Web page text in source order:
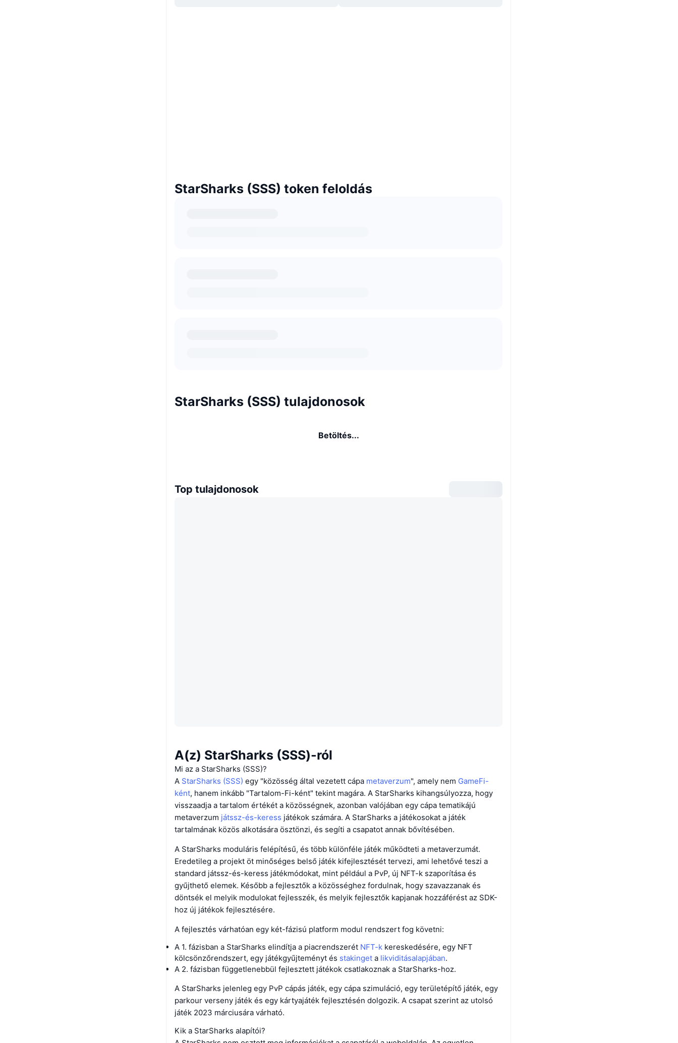
StarSharks (SSS) token feloldás
StarSharks (SSS) tulajdonosok
Betöltés...
Top tulajdonosok
A(z) StarSharks (SSS)-ról
Mi az a StarSharks (SSS)?
A StarSharks (SSS) egy "közösség által vezetett cápa metaverzum", amely nem GameFi-
ként, hanem inkább "Tartalom-Fi-ként" tekint magára. A StarSharks kihangsúlyozza, hogy
visszaadja a tartalom értékét a közösségnek, azonban valójában egy cápa tematikájú
metaverzum játssz-és-keress játékok számára. A StarSharks a játékosokat a játék
tartalmának közös alkotására ösztönzi, és segíti a csapatot annak bővítésében.
A StarSharks moduláris felépítésű, és több különféle játék működteti a metaverzumát.
Eredetileg a projekt öt minőséges belső játék kifejlesztését tervezi, ami lehetővé teszi a
standard játssz-és-keress játékmódokat, mint például a PvP, új NFT-k szaporítása és
gyűjthető elemek. Később a fejlesztők a közösséghez fordulnak, hogy szavazzanak és
döntsék el melyik modulokat fejlesszék, és melyik fejlesztők kapjanak hozzáférést az SDK-
hoz új játékok fejlesztésére.
A fejlesztés várhatóan egy két-fázisú platform modul rendszert fog követni:
A 1. fázisban a StarSharks elindítja a piacrendszerét NFT-k kereskedésére, egy NFT
kölcsönzőrendszert, egy játékgyűjteményt és stakinget a likviditásalapjában.
A 2. fázisban függetlenebbül fejlesztett játékok csatlakoznak a StarSharks-hoz.
A StarSharks jelenleg egy PvP cápás játék, egy cápa szimuláció, egy területépítő játék, egy
parkour verseny játék és egy kártyajáték fejlesztésén dolgozik. A csapat szerint az utolsó
játék 2023 márciusára várható.
Kik a StarSharks alapítói?